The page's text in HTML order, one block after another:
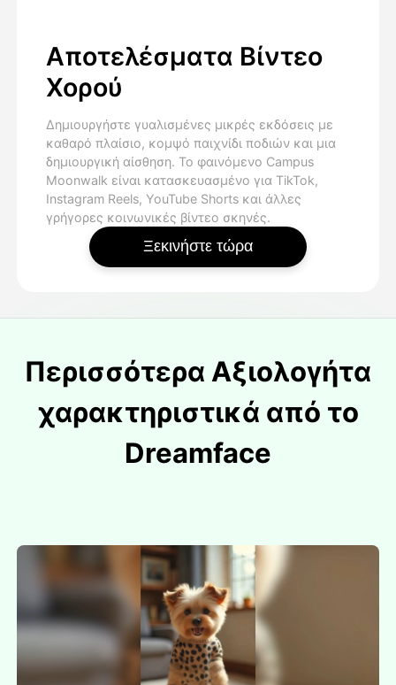
Αποτελέσματα Βίντεο
Χορού
Δημιουργήστε γυαλισμένες μικρές εκδόσεις με
καθαρό πλαίσιο, κομψό παιχνίδι ποδιών και μια
δημιουργική αίσθηση. Το φαινόμενο Campus
Moonwalk είναι κατασκευασμένο για TikTok,
Instagram Reels, YouTube Shorts και άλλες
γρήγορες κοινωνικές βίντεο σκηνές.
Ξεκινήστε τώρα
Περισσότερα Αξιολογήτα
χαρακτηριστικά από το
Dreamface